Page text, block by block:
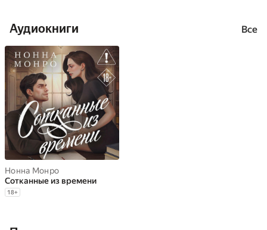
Аудиокниги Все
Нонна Монро
Сотканные из времени
18+